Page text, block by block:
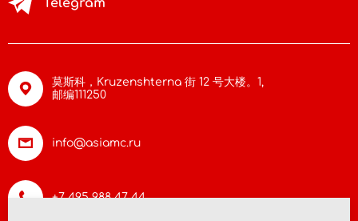
莫斯科，Kruzenshterna 街 12 号大楼。1,
邮编111250
info@asiamc.ru
+7 495 988 47 44
Telegram